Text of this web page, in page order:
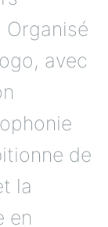
Organisé
avec
de
la
en